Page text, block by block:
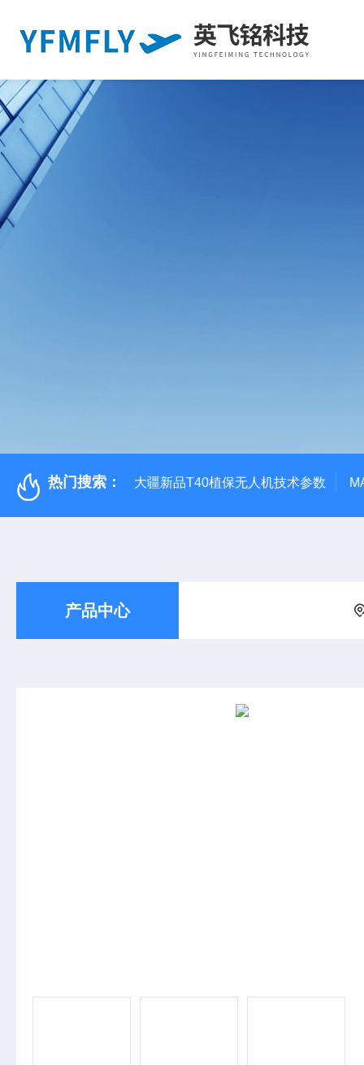
热门搜索： 大疆新品T40植保无人机技术参数
产品中心